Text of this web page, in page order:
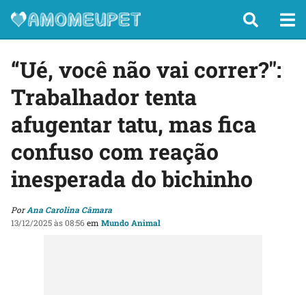
“Ué, você não vai correr?":
Trabalhador tenta
afugentar tatu, mas fica
confuso com reação
inesperada do bichinho
PorAna Carolina Câmara
13/12/2025 às 08:56em Mundo Animal